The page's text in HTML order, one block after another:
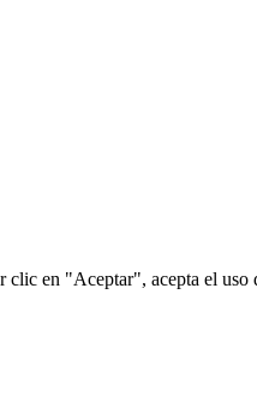
clic en "Aceptar", acepta el